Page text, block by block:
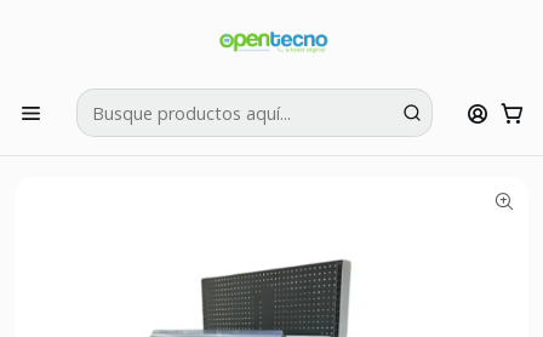
Góndola Exhibidor Metálico Negro Mate Porta Gancho
90x40x165